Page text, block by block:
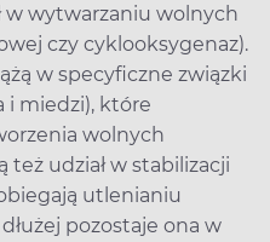
w wytwarzaniu wolnych
czy cyklooksygenaz).
w specyficzne związki
i miedzi), które
wolnych
też udział w stabilizacji
utlenianiu
pozostaje ona w